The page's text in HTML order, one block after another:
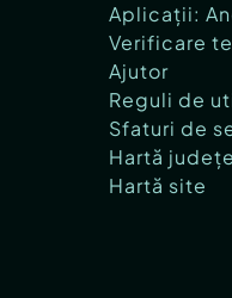
Aplicații:
Verificare
Ajutor
Reguli de
Sfaturi de
Hartă
Hartă site